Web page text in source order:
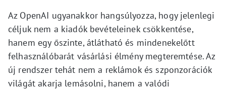
Az OpenAI ugyanakkor hangsúlyozza, hogy jelenlegi
céljuk nem a kiadók bevételeinek csökkentése,
hanem egy őszinte, átlátható és mindenekelőtt
felhasználóbarát vásárlási élmény megteremtése. Az
új rendszer tehát nem a reklámok és szponzorációk
világát akarja lemásolni, hanem a valódi